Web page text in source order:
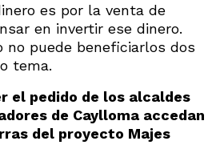
es por la venta de
en invertir ese dinero.
no puede beneficiarlos dos
tema.
el pedido de los alcaldes
de Caylloma accedan
del proyecto Majes